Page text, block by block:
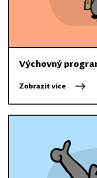
Výchovný
Zobrazit více